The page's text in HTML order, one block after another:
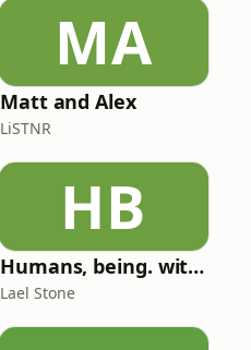
MA
Matt and Alex
LiSTNR
HB
Humans, being. with Lael Stone
Lael Stone